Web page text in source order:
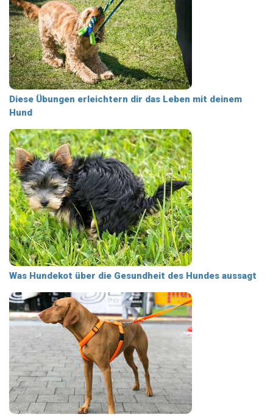
Diese Übungen erleichtern dir das Leben mit deinem
Hund
Was Hundekot über die Gesundheit des Hundes aussagt